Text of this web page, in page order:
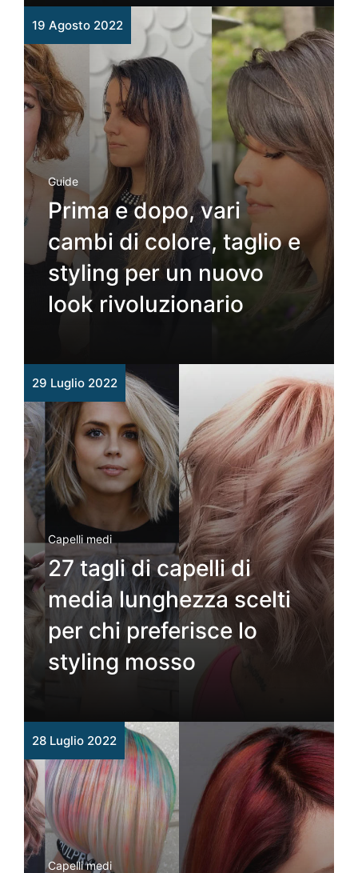
19 Agosto 2022
Guide
Prima e dopo, vari
cambi di colore, taglio e
styling per un nuovo
look rivoluzionario
29 Luglio 2022
Capelli medi
27 tagli di capelli di
media lunghezza scelti
per chi preferisce lo
styling mosso
28 Luglio 2022
Capelli medi